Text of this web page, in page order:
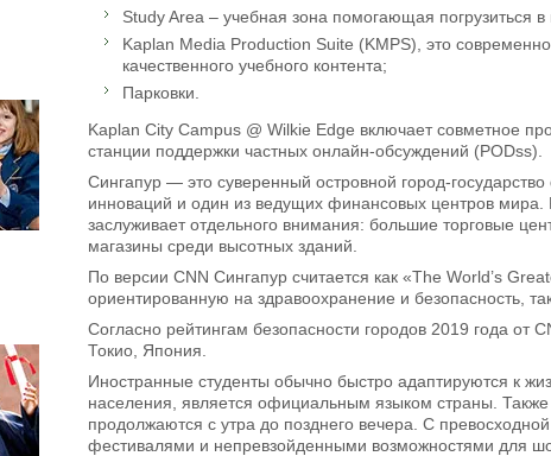
Study Area – учебная зона помогающая погрузиться
Kaplan Media Production Suite (KMPS), это
качественного учебного контента;
Парковки.
Kaplan City Campus @ Wilkie Edge включает совметное
станции поддержки частных онлайн-обсуждений (PODss).
Сингапур — это суверенный островной город-
инноваций и один из ведущих финансовых центров мира.
заслуживает отдельного внимания: большие торговые
магазины среди высотных зданий.
По версии CNN Сингапур считается как «The World’s
ориентированную на здравоохранение и безопасность,
Согласно рейтингам безопасности городов 2019 года от
Токио, Япония.
Иностранные студенты обычно быстро адаптируются к
населения, является официальным языком страны.
продолжаются с утра до позднего вечера. С
фестивалями и непревзойденными возможностями для